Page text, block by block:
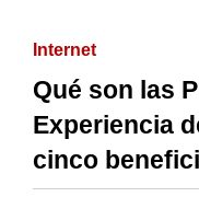
Internet
Qué son las
Experiencia
cinco